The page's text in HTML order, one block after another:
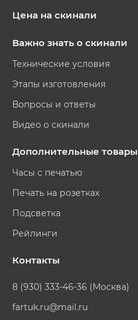
Цена на скинали
Важно знать о скинали
Технические условия
Этапы изготовления
Вопросы и ответы
Видео о скинали
Дополнительные товары
Часы с печатью
Печать на розетках
Подсветка
Рейлинги
Контакты
8 (930) 333-46-36 (Москва)
fartuk.ru@mail.ru